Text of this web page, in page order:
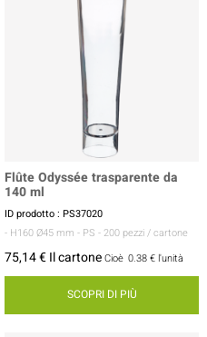
Flûte Odyssée trasparente da
140 ml
ID prodotto : PS37020
- H160 Ø45 mm - PS - 200 pezzi / cartone
75,14 € Il cartoneCioè 0.38 € l'unità
SCOPRI DI PIÙ